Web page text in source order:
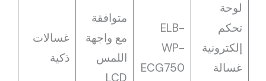
لوحة
تحكم
إلكترونية
غسالة
ELB-
WP-
ECG750
متوافقة
مع واجهة
اللمس
LCD
غسالات
ذكية